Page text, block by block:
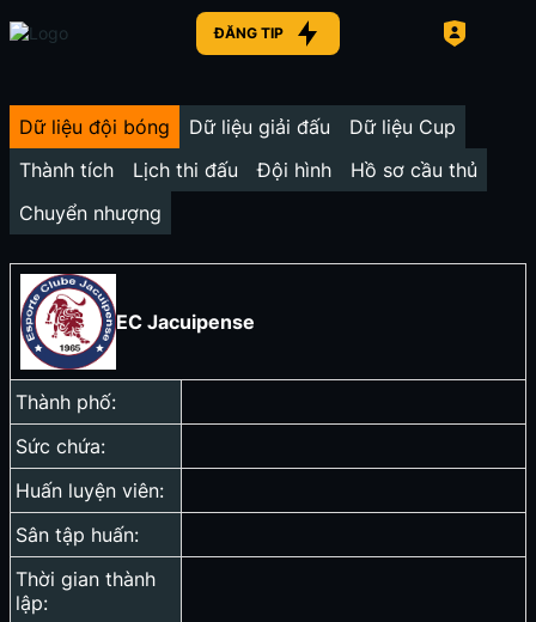
ĐĂNG TIP
Dữ liệu đội bóng Dữ liệu giải đấu
Dữ liệu Cup
Thành tích
Lịch thi đấu Đội hình
Hồ sơ cầu thủ
Chuyển nhượng
EC Jacuipense
Thành phố:
Sức chứa:
Huấn luyện viên:
Sân tập huấn:
Thời gian thành
lập: